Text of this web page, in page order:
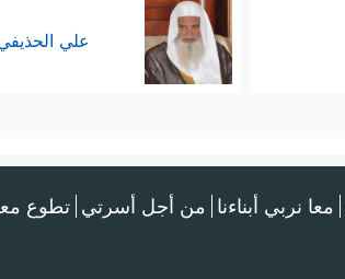
علي
معا نربي أبناءنا من أجل أسرتي تطوع